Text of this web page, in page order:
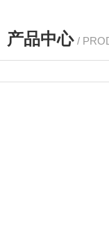
产品中心 /